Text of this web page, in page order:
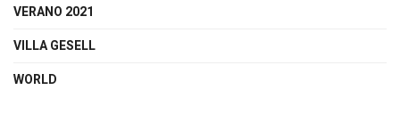
VERANO 2021
VILLA GESELL
WORLD